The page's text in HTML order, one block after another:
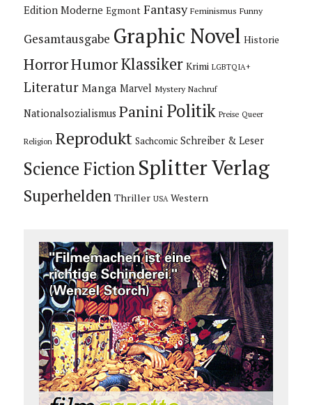
Edition Moderne Egmont Fantasy Feminismus Funny
Gesamtausgabe Graphic Novel Historie
HorrorHumorKlassiker Krimi LGBTQIA+
Literatur Manga Marvel Mystery Nachruf
Nationalsozialismus Panini Politik Preise Queer
Religion Reprodukt Sachcomic Schreiber & Leser
Science Fiction Splitter Verlag
Superhelden Thriller USA Western